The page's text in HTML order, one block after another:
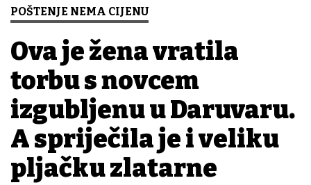
POŠTENJE NEMA CIJENU
Ova je žena vratila
torbu s novcem
izgubljenu u Daruvaru.
A spriječila je i veliku
pljačku zlatarne